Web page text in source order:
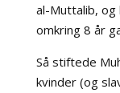
al-Muttalib, og
omkring 8 år
Så stiftede
kvinder (og